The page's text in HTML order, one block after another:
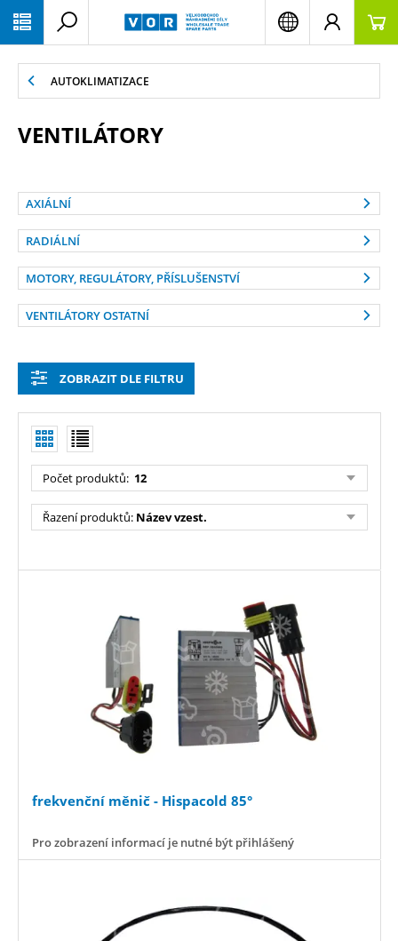
AUTOKLIMATIZACE
VENTILÁTORY
AXIÁLNÍ
RADIÁLNÍ
MOTORY, REGULÁTORY, PŘÍSLUŠENSTVÍ
VENTILÁTORY OSTATNÍ
ZOBRAZIT DLE FILTRU
Počet produktů: 12
Řazení produktů: Název vzest.
frekvenční měnič - Hispacold 85°
Pro zobrazení informací je nutné být přihlášený